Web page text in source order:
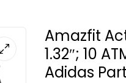
Amazfit
1.32″; 10
Adidas